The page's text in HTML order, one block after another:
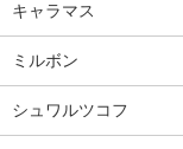
キャラマス
ミルボン
シュワルツコフ